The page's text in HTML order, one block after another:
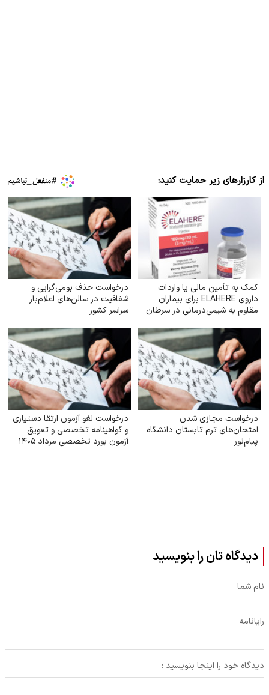
از کارزارهای زیر حمایت کنید:
کمک به تأمین مالی یا واردات
داروی ELAHERE برای بیماران
مقاوم به شیمی‌درمانی در سرطان
درخواست حذف بومی‌گرایی و
شفافیت در سالن‌های اعلام‌بار
سراسر کشور
درخواست مجازی شدن
امتحان‌های ترم تابستان دانشگاه
پیام‌نور
درخواست لغو آزمون ارتقا دستیاری
و گواهینامه تخصصی و تعویق
آزمون بورد تخصصی مرداد ۱۴۰۵
دیدگاه تان را بنویسید
نام شما
رایانامه
دیدگاه خود را اینجا بنویسید :